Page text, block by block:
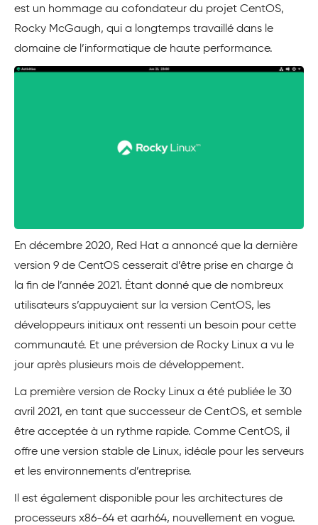
est un hommage au cofondateur du projet CentOS,
Rocky McGaugh, qui a longtemps travaillé dans le
domaine de l’informatique de haute performance.
En décembre 2020, Red Hat a annoncé que la dernière
version 9 de CentOS cesserait d’être prise en charge à
la fin de l’année 2021. Étant donné que de nombreux
utilisateurs s’appuyaient sur la version CentOS, les
développeurs initiaux ont ressenti un besoin pour cette
communauté. Et une préversion de Rocky Linux a vu le
jour après plusieurs mois de développement.
La première version de Rocky Linux a été publiée le 30
avril 2021, en tant que successeur de CentOS, et semble
être acceptée à un rythme rapide. Comme CentOS, il
offre une version stable de Linux, idéale pour les serveurs
et les environnements d’entreprise.
Il est également disponible pour les architectures de
processeurs x86-64 et aarh64, nouvellement en vogue.